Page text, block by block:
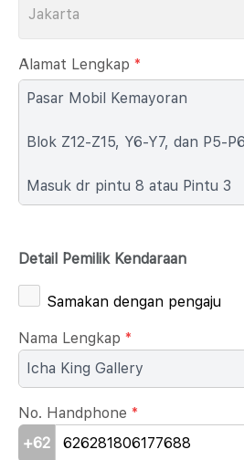
Jakarta
Alamat Lengkap *
Detail Pemilik Kendaraan
Samakan dengan pengaju
Nama Lengkap *
No. Handphone *
+62